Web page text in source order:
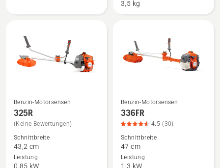
3,5 kg
Mehr
Details
zu
325R
anzeigen
Benzin-Motorsensen
325R
(Keine Bewertungen)
Schnittbreite
43,2 cm
Leistung
0,85 kW
Mehr
Details
zu
336FR
anzeigen,
Produktbewertung
Benzin-Motorsensen
336FR
4.5 (30)
Schnittbreite
47 cm
Leistung
1,3 kW